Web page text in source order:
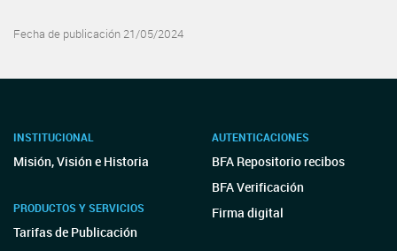
Fecha de publicación 21/05/2024
INSTITUCIONAL
Misión, Visión e Historia
PRODUCTOS Y SERVICIOS
Tarifas de Publicación
AUTENTICACIONES
BFA Repositorio recibos
BFA Verificación
Firma digital